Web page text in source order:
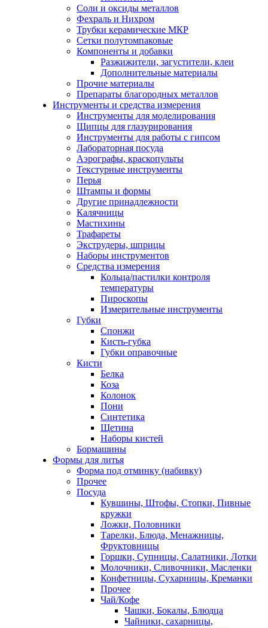
Соли и оксиды металлов
Фехраль и Нихром
Трубки керамические МКР
Сетки полутомпаковые
Компоненты и добавки
Разжижители, загустители, клеи
Дополнительные материалы
Прочие материалы
Препараты благородных металлов
Инструменты и средства измерения
Инструменты для моделирования
Щипцы для глазурирования
Инструменты для работы с гипсом
Лабораторная посуда
Аэрографы, краскопульты
Текстурные инструменты
Перья
Штампы и формы
Другие принадлежности
Калячницы
Мастихины
Трафареты
Экструдеры, шприцы
Наборы инструментов
Средства измерения
Кольца/пастилки контроля
температуры
Пироскопы
Измерительные инструменты
Губки
Спонжи
Кисть-губка
Губки оправочные
Кисти
Белка
Коза
Колонок
Пони
Синтетика
Щетина
Наборы кистей
Бормашины
Формы для литья
Форма под отминку (набивку)
Прочее
Посуда
Кувшины, Штофы, Стопки, Пивные
кружки
Ложки, Половники
Тарелки, Блюда, Менажницы,
Фруктовницы
Горшки, Супницы, Салатники, Лотки
Молочники, Сливочники, Масленки
Конфетницы, Сухарницы, Креманки
Прочее
Чай/Кофе
Чашки, Бокалы, Блюдца
Чайники, сахарницы,